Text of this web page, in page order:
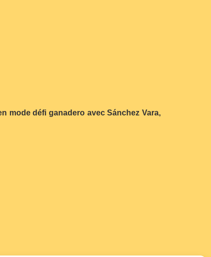
mode défi ganadero avec Sánchez Vara,